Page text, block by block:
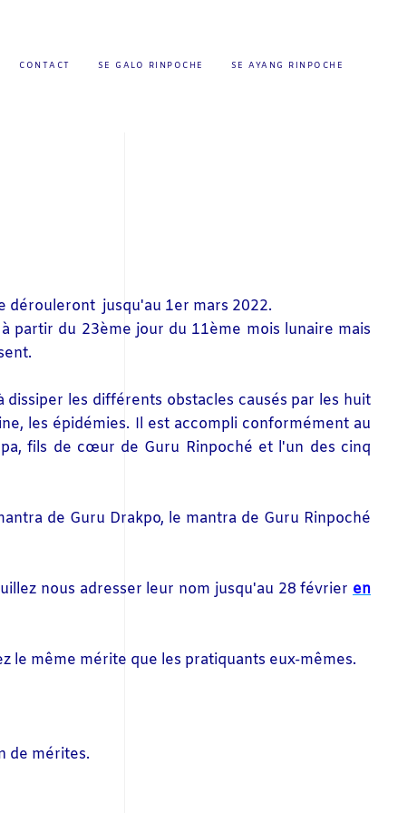
CONTACT SE GALO RINPOCHE SE AYANG RINPOCHE
dérouleront jusqu'au 1er mars 2022.
partir du 23ème jour du 11ème mois lunaire mais
les différents obstacles causés par les huit
les épidémies. Il est accompli conformément au
fils de cœur de Guru Rinpoché et l'un des cinq
de Guru Drakpo, le mantra de Guru Rinpoché
nous adresser leur nom jusqu'au 28 février en
le même mérite que les pratiquants eux-mêmes.
de mérites.